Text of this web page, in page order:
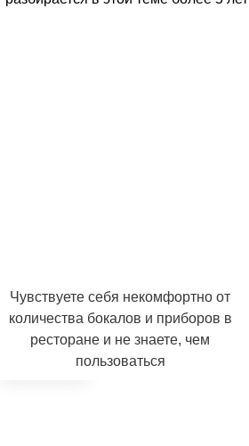
Чувствуете себя некомфортно от
количества бокалов и приборов в
ресторане и не знаете, чем
пользоваться